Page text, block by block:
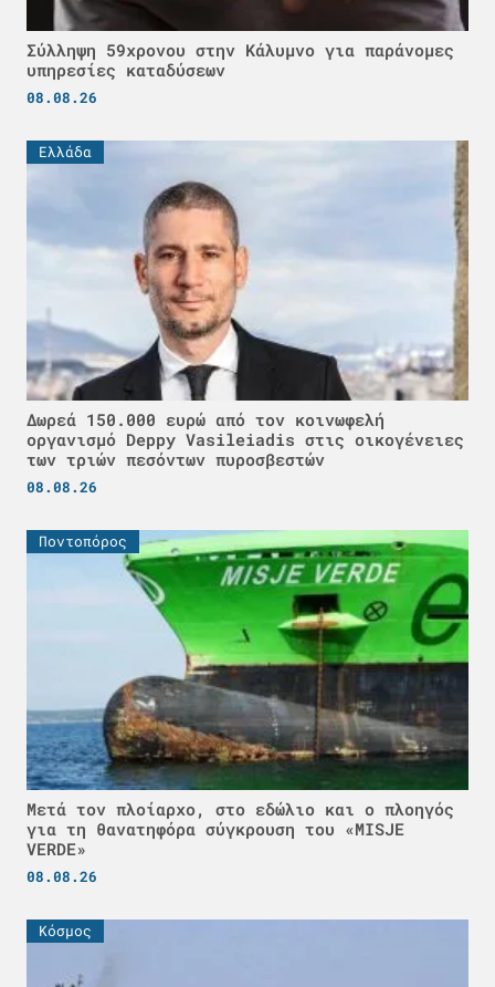
Σύλληψη 59χρονου στην Κάλυμνο για παράνομες
υπηρεσίες καταδύσεων
08.08.26
Ελλάδα
Δωρεά 150.000 ευρώ από τον κοινωφελή
οργανισμό Deppy Vasileiadis στις οικογένειες
των τριών πεσόντων πυροσβεστών
08.08.26
Ποντοπόρος
Μετά τον πλοίαρχο, στο εδώλιο και ο πλοηγός
για τη θανατηφόρα σύγκρουση του «MISJE
VERDE»
08.08.26
Κόσμος